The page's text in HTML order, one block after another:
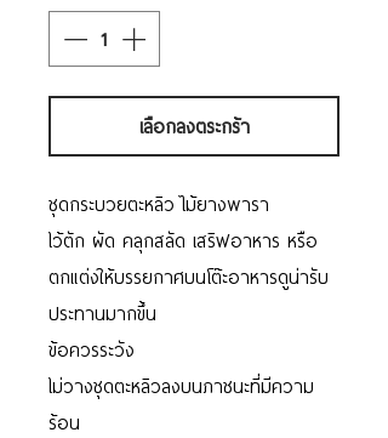
เลือกลงตระกร้า
ชุดกระบวยตะหลิว ไม้ยางพารา
ไว้ตัก ผัด คลุกสลัด เสริฟอาหาร หรือ
ตกแต่งให้บรรยกาศบนโต๊ะอาหารดูน่ารับ
ประทานมากขึ้น
ข้อควรระวัง
ไม่วางชุดตะหลิวลงบนภาชนะที่มีความ
ร้อน